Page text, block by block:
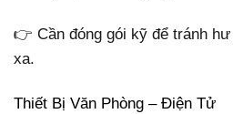
👉 Cần đóng gói kỹ để tránh
xa.
Thiết Bị Văn Phòng – Điện Tử